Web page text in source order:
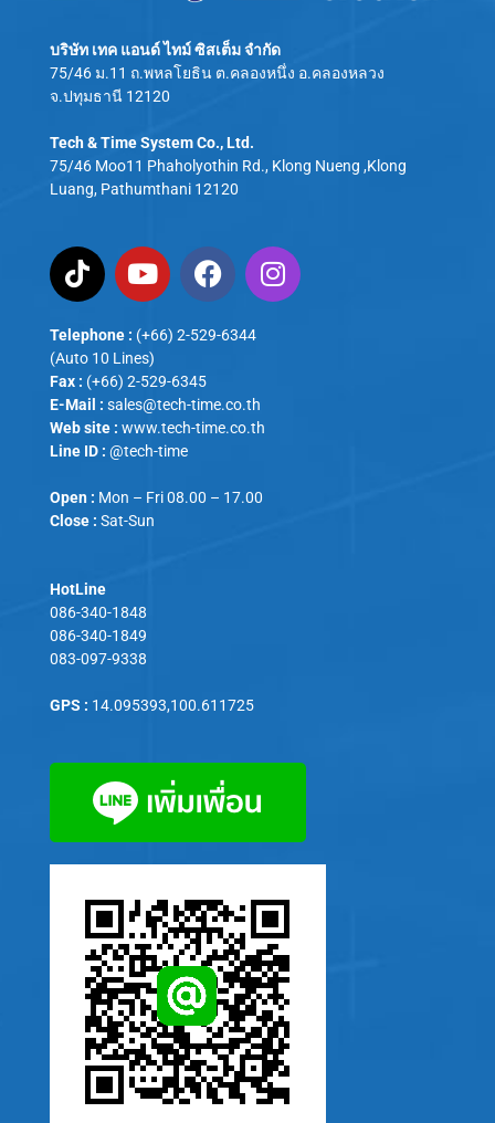
บริษัท เทค แอนด์ ไทม์ ซิสเต็ม จำกัด
75/46 ม.11 ถ.พหลโยธิน ต.คลองหนึ่ง อ.คลองหลวง
จ.ปทุมธานี 12120
Tech & Time System Co., Ltd.
75/46 Moo11 Phaholyothin Rd., Klong Nueng ,Klong
Luang, Pathumthani 12120
Telephone : (+66) 2-529-6344
(Auto 10 Lines)
Fax : (+66) 2-529-6345
E-Mail : sales@tech-time.co.th
Web site : www.tech-time.co.th
Line ID : @tech-time
Open : Mon – Fri 08.00 – 17.00
Close : Sat-Sun
HotLine
086-340-1848
086-340-1849
083-097-9338
GPS : 14.095393,100.611725